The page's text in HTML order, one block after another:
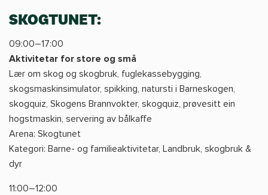
SKOGTUNET:
09:00–17:00
Aktivitetar for store og små
Lær om skog og skogbruk, fuglekassebygging,
skogsmaskinsimulator, spikking, natursti i Barneskogen,
skogquiz, Skogens Brannvokter, skogquiz, prøvesitt ein
hogstmaskin, servering av bålkaffe
Arena: Skogtunet
Kategori: Barne- og familieaktivitetar, Landbruk, skogbruk &
dyr
11:00–12:00